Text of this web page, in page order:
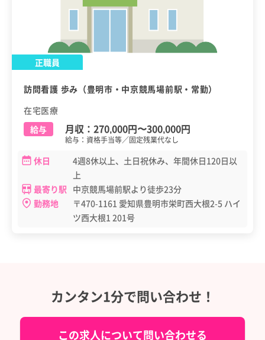
正職員
訪問看護 歩み（豊明市・中京競馬場前駅・常勤）
在宅医療
給与
月収： 270,000円〜300,000円
給与：資格手当等／固定残業代なし
休日
4週8休以上、土日祝休み、年間休日120日以
上
最寄り駅 中京競馬場前駅より徒歩23分
勤務地
〒470-1161 愛知県豊明市栄町西大根2-5 ハイ
ツ西大根1 201号
カンタン1分で問い合わせ！
この求人について問い合わせる